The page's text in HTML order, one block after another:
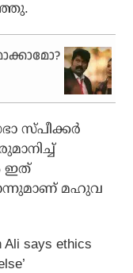
സ്പീക്കര്‍
ഇത്
മഹുവ
Ali says ethics